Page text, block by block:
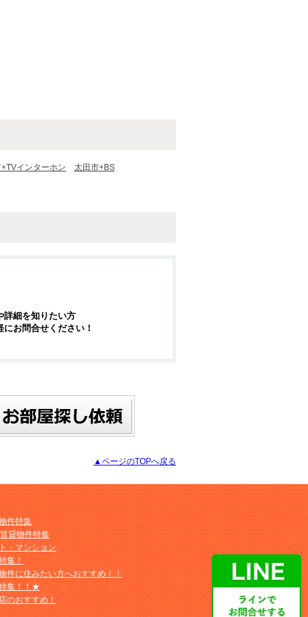
インターホン 太田市+BS
詳細を知りたい方
お問合せください！
▲ページのTOPへ戻る
件特集
貸物件特集
・マンション
集！
件に住みたい方へおすすめ！！
集！！★
のおすすめ！